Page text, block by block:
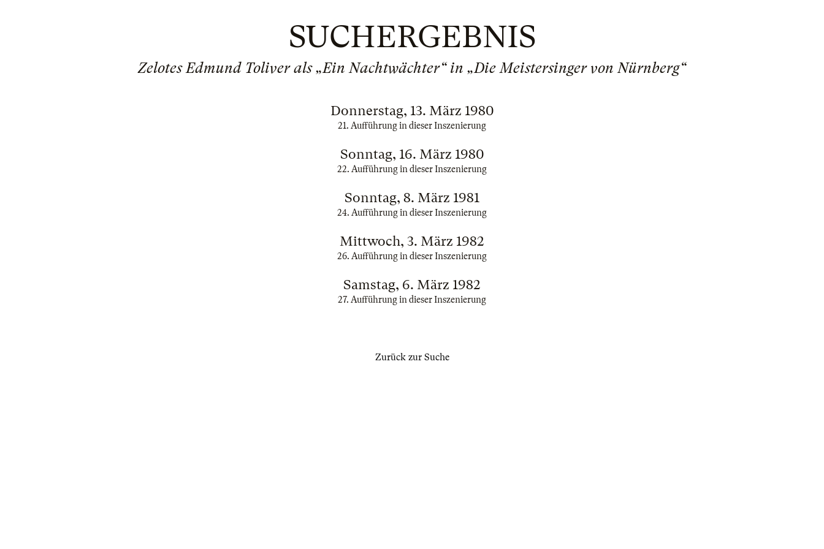
SUCHERGEBNIS
Zelotes Edmund Toliver als „Ein Nachtwächter“ in „Die Meistersinger von Nürnberg“
Donnerstag, 13. März 1980
21. Aufführung in dieser Inszenierung
Sonntag, 16. März 1980
22. Aufführung in dieser Inszenierung
Sonntag, 8. März 1981
24. Aufführung in dieser Inszenierung
Mittwoch, 3. März 1982
26. Aufführung in dieser Inszenierung
Samstag, 6. März 1982
27. Aufführung in dieser Inszenierung
Zurück zur Suche